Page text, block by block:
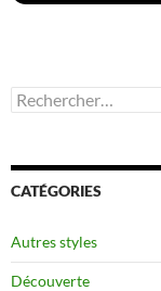
Rechercher :
CATÉGORIES
Autres styles
Découverte